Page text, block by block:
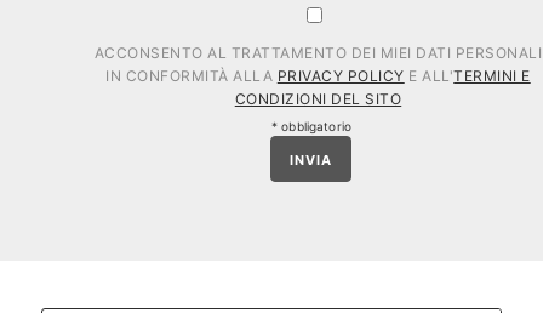
ACCONSENTO AL TRATTAMENTO DEI MIEI DATI PERSONALI
IN CONFORMITÀ ALLA PRIVACY POLICY E ALL'TERMINI E
CONDIZIONI DEL SITO
* obbligatorio
INVIA